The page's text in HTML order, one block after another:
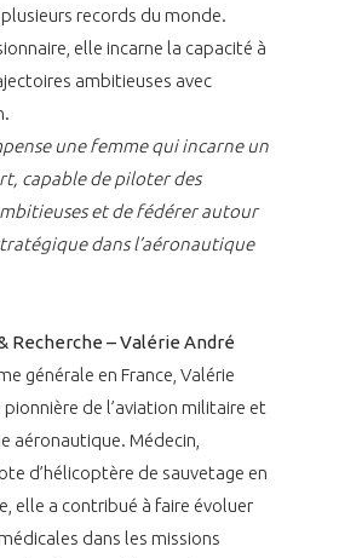
records du monde.
elle incarne la capacité à
ambitieuses avec
une femme qui incarne un
capable de piloter des
et de fédérer autour
dans l’aéronautique
Recherche – Valérie André
générale en France, Valérie
de l’aviation militaire et
aéronautique. Médecin,
d’hélicoptère de sauvetage en
elle a contribué à faire évoluer
dans les missions